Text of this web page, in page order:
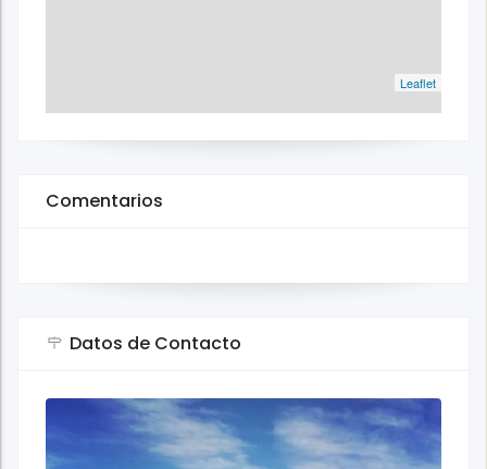
Leaflet
Comentarios
Datos de Contacto